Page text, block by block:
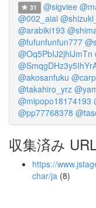
31 @sigviee
@002_aiai
@arabiki193
@fufunfunfun777
@Oq5PbIJ2jhlJmTn
@akosanfuku
@takahiro_yrz
@mipopo18174193
@pp77768378
収集済み
https://
char/ja (8)